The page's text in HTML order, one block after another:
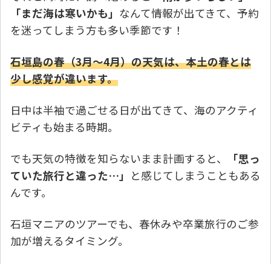
「まだ海は寒いかも」 なんて情報が出てきて、予約
を迷ってしまう方も多い季節です！
石垣島の春（3月〜4月）の天気は、本土の春とは
少し感覚が違います。
日中は半袖で過ごせる日が出てきて、海のアクティ
ビティも始まる時期。
でも天気の特徴を知らないまま計画すると、
「思っ
ていた旅行と違った…」 と感じてしまうこともある
んです。
石垣マニアのツアーでも、春休みや卒業旅行のご参
加が増えるタイミング。